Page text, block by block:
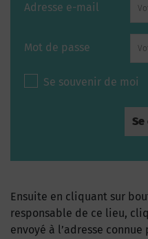
Adresse e-mail
Mot de passe
Se souvenir de moi
Ensuite en cliquant sur
responsable de ce lieu,
envoyé à l’adresse